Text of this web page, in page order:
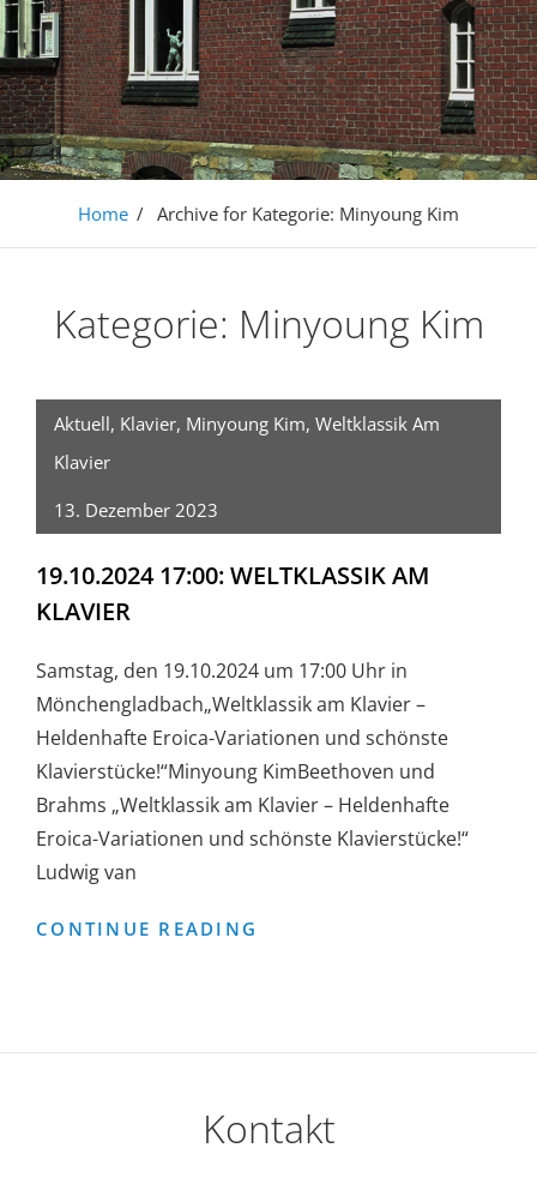
Home / Archive for Kategorie: Minyoung Kim
Kategorie: Minyoung Kim
Aktuell, Klavier, Minyoung Kim, Weltklassik Am
Klavier
13. Dezember 2023
19.10.2024 17:00: WELTKLASSIK AM
KLAVIER
Samstag, den 19.10.2024 um 17:00 Uhr in
Mönchengladbach„Weltklassik am Klavier –
Heldenhafte Eroica-Variationen und schönste
Klavierstücke!“Minyoung KimBeethoven und
Brahms „Weltklassik am Klavier – Heldenhafte
Eroica-Variationen und schönste Klavierstücke!“
Ludwig van
CONTINUE READING
KLAVIER
Kontakt